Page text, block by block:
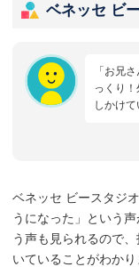
ベネッセ ビ
「お兄
っくり
しかけて
ベネッセ ビースタジ
うになった」という
う声も見られるので
いていることがわかり